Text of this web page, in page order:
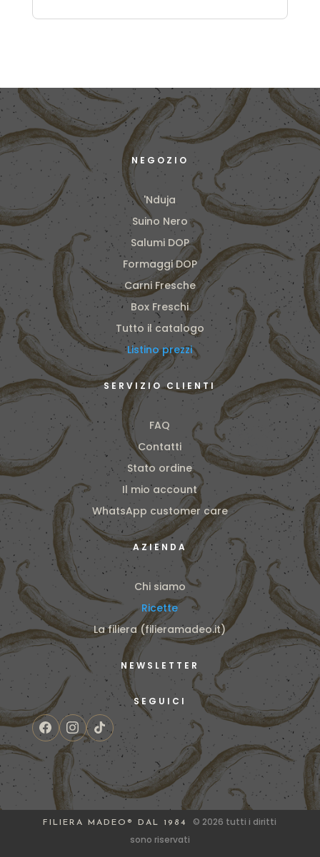
NEGOZIO
'Nduja
Suino Nero
Salumi DOP
Formaggi DOP
Carni Fresche
Box Freschi
Tutto il catalogo
Listino prezzi
SERVIZIO CLIENTI
FAQ
Contatti
Stato ordine
Il mio account
WhatsApp customer care
AZIENDA
Chi siamo
Ricette
La filiera (filieramadeo.it)
NEWSLETTER
SEGUICI
FILIERA MADEO® DAL 1984
© 2026 tutti i diritti
sono riservati